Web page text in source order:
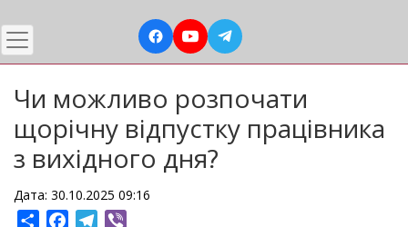
Чи можливо розпочати
щорічну відпустку працівника
з вихідного дня?
Дата: 30.10.2025 09:16
ShareFacebookTelegram